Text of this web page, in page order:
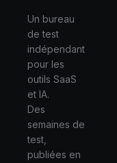
Un bureau
de test
indépendant
pour les
outils SaaS
et IA.
Des
semaines de
test,
publiées en